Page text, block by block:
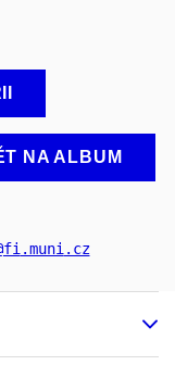
NA ALBUM
.muni .cz